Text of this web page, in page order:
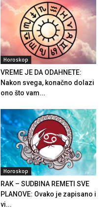
Horoskop
VREME JE DA ODAHNETE:
Nakon svega, konačno dolazi
ono što vam...
Horoskop
RAK – SUDBINA REMETI SVE
PLANOVE: Ovako je zapisano i
vi...